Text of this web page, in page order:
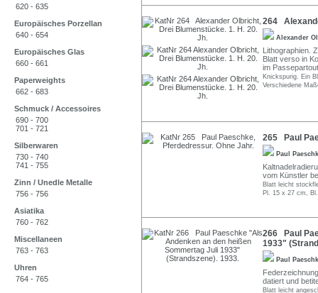
620 - 635
Europäisches Porzellan
640 - 654
Europäisches Glas
660 - 661
Paperweights
662 - 683
Schmuck / Accessoires
690 - 700
701 - 721
Silberwaren
730 - 740
741 - 755
Zinn / Unedle Metalle
756 - 756
Asiatika
760 - 762
Miscellaneen
763 - 763
Uhren
764 - 765
264
Alexander
Lithographien.
Blatt verso in
im
Knickspurig. Ein
Verschiedene
265 Paul
Paul
vom Künstler
Blatt leicht
Pl. 15 x 27 cm,
266 Paul
1933"
Paul
datiert und
Blatt leicht